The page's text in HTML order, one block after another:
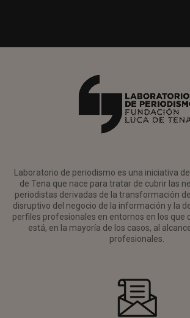
Laboratorio de periodismo es una iniciativa
de Tena que nace para tratar de cubrir las
periodistas derivadas de la transformación
disruptivo del negocio de la información y la
perfiles profesionales en entornos en los que
está, en la mayoría de los casos, al
profesionales.